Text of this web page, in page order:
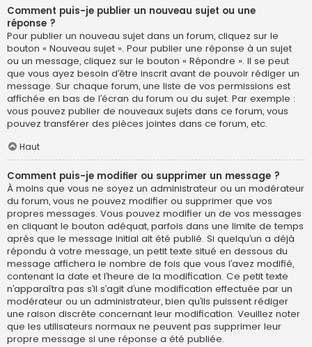
Comment puis-je publier un nouveau sujet ou une
réponse ?
Pour publier un nouveau sujet dans un forum, cliquez sur le
bouton « Nouveau sujet ». Pour publier une réponse à un sujet
ou un message, cliquez sur le bouton « Répondre ». Il se peut
que vous ayez besoin d’être inscrit avant de pouvoir rédiger un
message. Sur chaque forum, une liste de vos permissions est
affichée en bas de l’écran du forum ou du sujet. Par exemple :
vous pouvez publier de nouveaux sujets dans ce forum, vous
pouvez transférer des pièces jointes dans ce forum, etc.
Haut
Comment puis-je modifier ou supprimer un message ?
À moins que vous ne soyez un administrateur ou un modérateur
du forum, vous ne pouvez modifier ou supprimer que vos
propres messages. Vous pouvez modifier un de vos messages
en cliquant le bouton adéquat, parfois dans une limite de temps
après que le message initial ait été publié. Si quelqu’un a déjà
répondu à votre message, un petit texte situé en dessous du
message affichera le nombre de fois que vous l’avez modifié,
contenant la date et l’heure de la modification. Ce petit texte
n’apparaîtra pas s’il s’agit d’une modification effectuée par un
modérateur ou un administrateur, bien qu’ils puissent rédiger
une raison discrète concernant leur modification. Veuillez noter
que les utilisateurs normaux ne peuvent pas supprimer leur
propre message si une réponse a été publiée.